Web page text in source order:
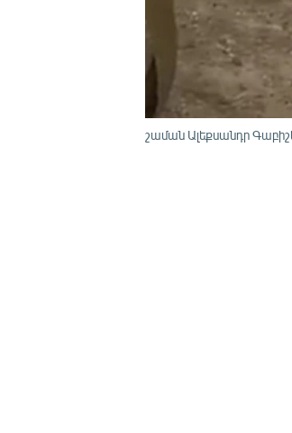
շաման Ալեքսանդր